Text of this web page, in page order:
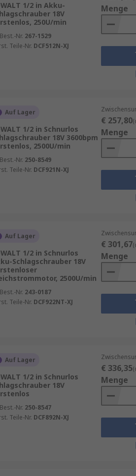
1/2 in Akku-
18V
250U/min
Nr. 267-1529
Teile-Nr. DCF512N-XJ
Menge
Auf Lager
1/2 in Schnurlos
18V 3600bpm
2500U/min
Nr. 250-8549
Teile-Nr. DCF921N-XJ
€ 257,80
Menge
Auf Lager
1/2 in Schnurlos
Schlagschrauber 18V
2500U/min
Nr. 243-0187
Teile-Nr. DCF922NT-XJ
€ 301,67
Menge
Auf Lager
1/2 in Schnurlos
18V
Nr. 250-8547
Teile-Nr. DCF892N-XJ
€ 336,35
Menge